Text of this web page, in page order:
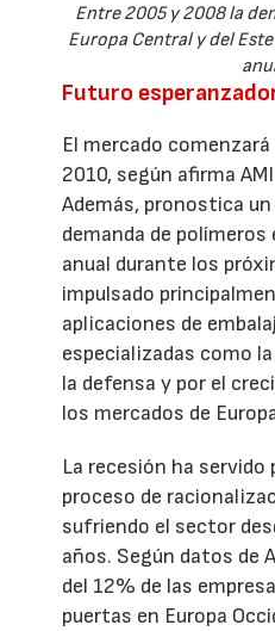
Entre 2005 y 2008 la
Europa Central y del
Futuro
El mercado
2010, según afirma
Además, pronostica
demanda de
anual durante los
impulsado
aplicaciones de
especializadas como
la defensa y por el
los mercados de
La recesión ha servido
proceso de
sufriendo el sector
años. Según datos de
del 12% de las
puertas en Europa